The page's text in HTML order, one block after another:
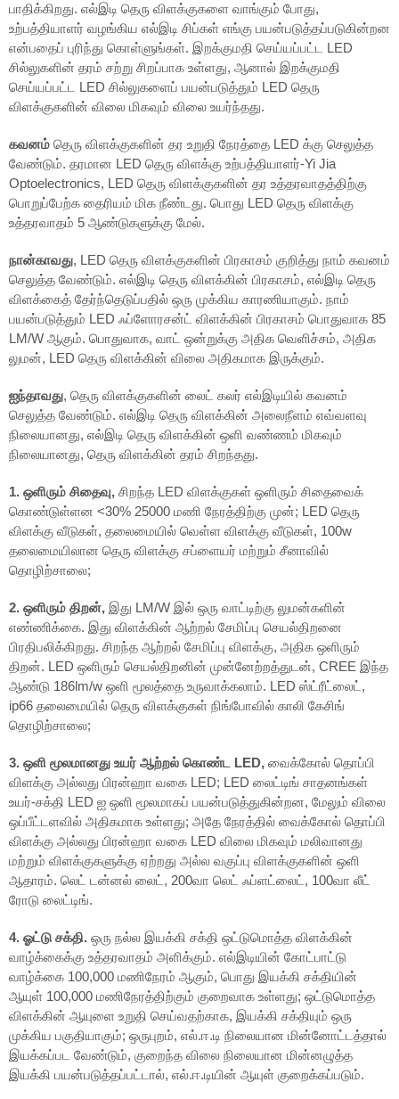
பாதிக்கிறது. எல்இடி தெரு விளக்குகளை வாங்கும் போது,
உற்பத்தியாளர் வழங்கிய எல்இடி சிப்கள் எங்கு பயன்படுத்தப்படுகின்றன
என்பதைப் புரிந்து கொள்ளுங்கள். இறக்குமதி செய்யப்பட்ட LED
சில்லுகளின் தரம் சற்று சிறப்பாக உள்ளது, ஆனால் இறக்குமதி
செய்யப்பட்ட LED சில்லுகளைப் பயன்படுத்தும் LED தெரு
விளக்குகளின் விலை மிகவும் விலை உயர்ந்தது.
கவனம் தெரு விளக்குகளின் தர உறுதி நேரத்தை LED க்கு செலுத்த
வேண்டும். தரமான LED தெரு விளக்கு உற்பத்தியாளர்-Yi Jia
Optoelectronics, LED தெரு விளக்குகளின் தர உத்தரவாதத்திற்கு
பொறுப்பேற்க தைரியம் மிக நீண்டது. பொது LED தெரு விளக்கு
உத்தரவாதம் 5 ஆண்டுகளுக்கு மேல்.
நான்காவது, LED தெரு விளக்குகளின் பிரகாசம் குறித்து நாம் கவனம்
செலுத்த வேண்டும். எல்இடி தெரு விளக்கின் பிரகாசம், எல்இடி தெரு
விளக்கைத் தேர்ந்தெடுப்பதில் ஒரு முக்கிய காரணியாகும். நாம்
பயன்படுத்தும் LED ஃப்ளோரசன்ட் விளக்கின் பிரகாசம் பொதுவாக 85
LM/W ஆகும். பொதுவாக, வாட் ஒன்றுக்கு அதிக வெளிச்சம், அதிக
லுமன், LED தெரு விளக்கின் விலை அதிகமாக இருக்கும்.
ஐந்தாவது, தெரு விளக்குகளின் லைட் கலர் எல்இடியில் கவனம்
செலுத்த வேண்டும். எல்இடி தெரு விளக்கின் அலைநீளம் எவ்வளவு
நிலையானது, எல்இடி தெரு விளக்கின் ஒளி வண்ணம் மிகவும்
நிலையானது, தெரு விளக்கின் தரம் சிறந்தது.
1. ஒளிரும் சிதைவு, சிறந்த LED விளக்குகள் ஒளிரும் சிதைவைக்
கொண்டுள்ளன <30% 25000 மணி நேரத்திற்கு முன்; LED தெரு
விளக்கு வீடுகள், தலைமையில் வெள்ள விளக்கு வீடுகள், 100w
தலைமையிலான தெரு விளக்கு சப்ளையர் மற்றும் சீனாவில்
தொழிற்சாலை;
2. ஒளிரும் திறன், இது LM/W இல் ஒரு வாட்டிற்கு லுமன்களின்
எண்ணிக்கை. இது விளக்கின் ஆற்றல் சேமிப்பு செயல்திறனை
பிரதிபலிக்கிறது. சிறந்த ஆற்றல் சேமிப்பு விளக்கு, அதிக ஒளிரும்
திறன். LED ஒளிரும் செயல்திறனின் முன்னேற்றத்துடன், CREE இந்த
ஆண்டு 186lm/w ஒளி மூலத்தை உருவாக்கலாம். LED ஸ்ட்ரீட்லைட்,
ip66 தலைமையில் தெரு விளக்குகள் நிங்போவில் காலி கேசிங்
தொழிற்சாலை;
3. ஒளி மூலமானது உயர் ஆற்றல் கொண்ட LED, வைக்கோல் தொப்பி
விளக்கு அல்லது பிரன்ஹா வகை LED; LED லைட்டிங் சாதனங்கள்
உயர்-சக்தி LED ஐ ஒளி மூலமாகப் பயன்படுத்துகின்றன, மேலும் விலை
ஒப்பீட்டளவில் அதிகமாக உள்ளது; அதே நேரத்தில் வைக்கோல் தொப்பி
விளக்கு அல்லது பிரன்ஹா வகை LED விலை மிகவும் மலிவானது
மற்றும் விளக்குகளுக்கு ஏற்றது அல்ல வகுப்பு விளக்குகளின் ஒளி
ஆதாரம். லெட் டன்னல் லைட், 200வா லெட் ஃப்ளட்லைட், 100வா லீட்
ரோடு லைட்டிங்.
4. ஓட்டு சக்தி. ஒரு நல்ல இயக்கி சக்தி ஒட்டுமொத்த விளக்கின்
வாழ்க்கைக்கு உத்தரவாதம் அளிக்கும். எல்இடியின் கோட்பாட்டு
வாழ்க்கை 100,000 மணிநேரம் ஆகும், பொது இயக்கி சக்தியின்
ஆயுள் 100,000 மணிநேரத்திற்கும் குறைவாக உள்ளது; ஒட்டுமொத்த
விளக்கின் ஆயுளை உறுதி செய்வதற்காக, இயக்கி சக்தியும் ஒரு
முக்கிய பகுதியாகும்; ஒருபுறம், எல்.ஈ.டி நிலையான மின்னோட்டத்தால்
இயக்கப்பட வேண்டும், குறைந்த விலை நிலையான மின்னழுத்த
இயக்கி பயன்படுத்தப்பட்டால், எல்.ஈ.டியின் ஆயுள் குறைக்கப்படும்.